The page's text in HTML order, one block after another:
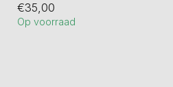
diendo...
€35,00
Op voorraad